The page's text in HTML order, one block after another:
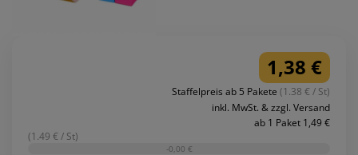
1,38 €
Staffelpreis ab 5 Pakete (1.38 € / St)
inkl. MwSt. & zzgl. Versand
ab 1 Paket 1,49 €
(1.49 € / St)
-0,00 €